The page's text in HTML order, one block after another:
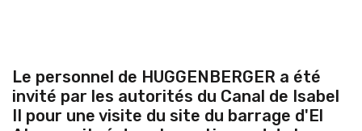
Le personnel de HUGGENBERGER a été
invité par les autorités du Canal de Isabel
II pour une visite du site du barrage d'El